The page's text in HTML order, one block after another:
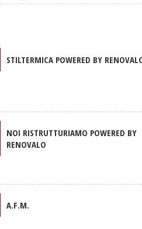
STILTERMICA POWERED BY
NOI RISTRUTTURIAMO POWERED BY
RENOVALO
A.F.M.